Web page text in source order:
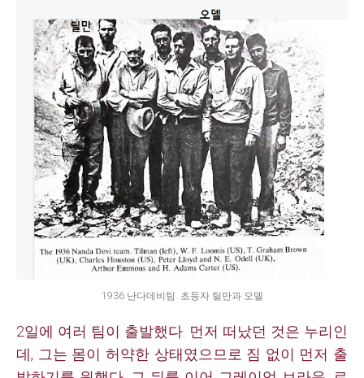
1936 난다데비팀. 초등자 틸만과 오델
2일에 여러 팀이 출발했다. 먼저 떠났던 것은 누리인
데, 그는 몸이 허약한 상태였으므로 짐 없이 먼저 출